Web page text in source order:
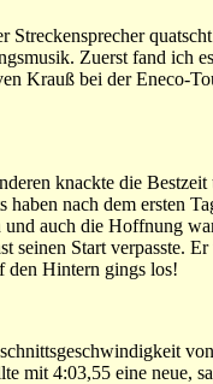
Streckensprecher
Zuerst fand ich
Krauß bei der Eneco-
knackte die
nach dem ersten
auch die Hoffnung
Start verpasste.
den Hintern gings los!
mit 4:03,55 eine neue,